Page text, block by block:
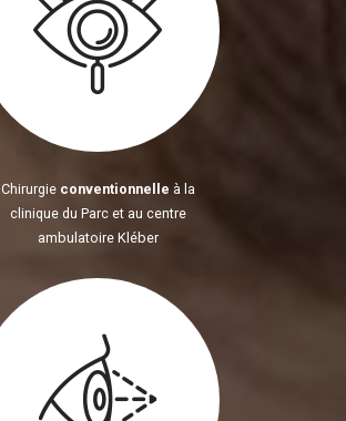
Chirurgie conventionnelle à la
clinique du Parc et au centre
ambulatoire Kléber